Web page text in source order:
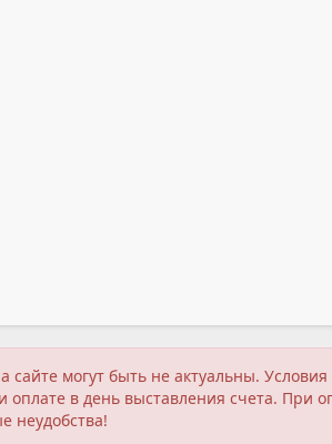
могут быть не актуальны.
оплате в день выставления счета.
неудобства!